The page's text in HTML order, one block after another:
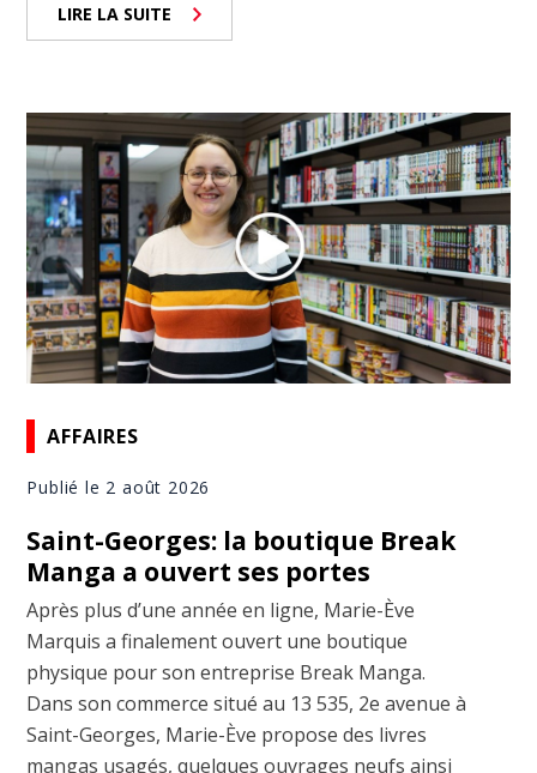
LIRE LA SUITE
AFFAIRES
Publié le 2 août 2026
Saint-Georges: la boutique Break
Manga a ouvert ses portes
Après plus d’une année en ligne, Marie-Ève
Marquis a finalement ouvert une boutique
physique pour son entreprise Break Manga.
Dans son commerce situé au 13 535, 2e avenue à
Saint-Georges, Marie-Ève propose des livres
mangas usagés, quelques ouvrages neufs ainsi